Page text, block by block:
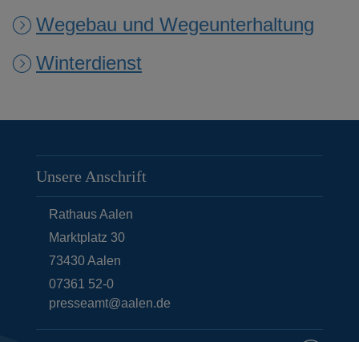
Wegebau und Wegeunterhaltung
Winterdienst
Unsere Anschrift
Rathaus Aalen
Marktplatz 30
73430Aalen
07361 52-0
presseamt@aalen.de